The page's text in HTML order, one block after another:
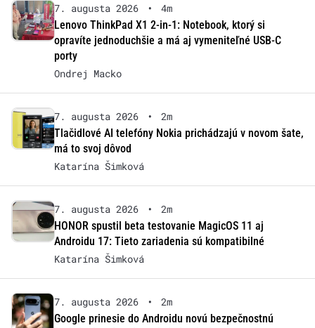
7. augusta 2026 •
4m
Lenovo ThinkPad X1 2-in-1: Notebook, ktorý si
opravíte jednoduchšie a má aj vymeniteľné USB-C
porty
Ondrej Macko
7. augusta 2026 •
2m
Tlačidlové AI telefóny Nokia prichádzajú v novom šate,
má to svoj dôvod
Katarína Šimková
7. augusta 2026 •
2m
HONOR spustil beta testovanie MagicOS 11 aj
Androidu 17: Tieto zariadenia sú kompatibilné
Katarína Šimková
7. augusta 2026 •
2m
Google prinesie do Androidu novú bezpečnostnú